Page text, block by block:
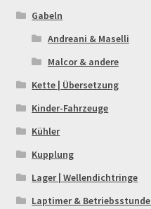
Gabeln
Andreani & Maselli
Malcor & andere
Kette | Übersetzung
Kinder-Fahrzeuge
Kühler
Kupplung
Lager | Wellendichtringe
Laptimer &